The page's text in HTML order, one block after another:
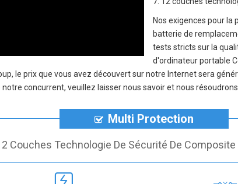
Nos exigences pour
batterie de
tests stricts sur la
d'ordinateur portable
le prix que vous avez découvert sur notre Internet sera
concurrent, veuillez laisser nous savoir et nous
Multi Protection
Couches Technologie De Sécurité De